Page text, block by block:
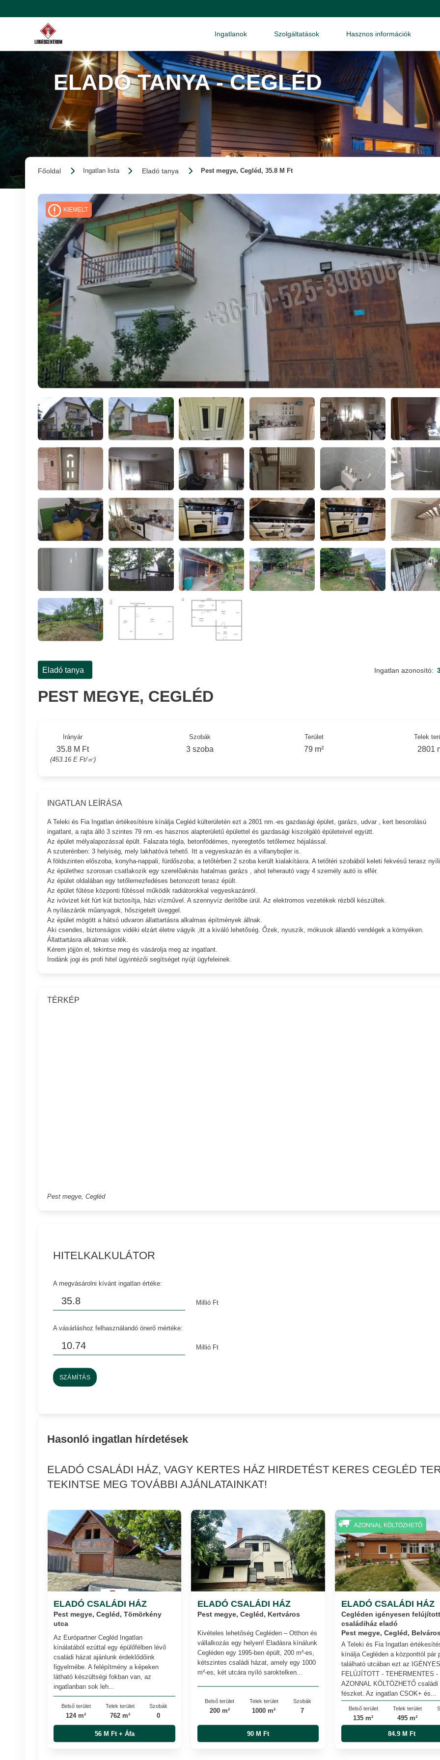
Ingatlanok Szolgáltatások Hasznos információk
ELADÓ TANYA - CEGLÉD
Főoldal Ingatlan lista Eladó tanya Pest megye, Cegléd, 35.8 M Ft
KIEMELT
Eladó tanya Ingatlan azonosító:
PEST MEGYE, CEGLÉD
Irányár
35.8 M Ft
(453.16 E Ft/㎡)
Szobák
3 szoba
Terület
79 m²
Telek
2801
INGATLAN LEÍRÁSA
A Teleki és Fia Ingatlan értékesítésre kínálja Cegléd külterületén ezt a 2801 nm.-es gazdasági épület, garázs, udvar , kert besorolású
ingatlant, a rajta álló 3 szintes 79 nm.-es hasznos alapterületű épülettel és gazdasági kiszolgáló épületeivel együtt.
Az épület mélyalapozással épült. Falazata tégla, betonfödémes, nyeregtetős tetőlemez héjalással.
A szuterénben: 3 helyiség, mely lakhatóvá tehető. Itt a vegyeskazán és a villanybojler is.
A földszinten előszoba, konyha-nappali, fürdőszoba; a tetőtérben 2 szoba került kialakításra. A tetőtéri szobából keleti fekvésű terasz
Az épülethez szorosan csatlakozik egy szerelőaknás hatalmas garázs , ahol teherautó vagy 4 személy autó is elfér.
Az épület oldalában egy tetőlemezfedéses betonozott terasz épült.
Az épület fűtése központi fűtéssel működik radiátorokkal vegyeskazánról.
Az ivóvizet két fúrt kút biztosítja, házi vízművel. A szennyvíz derítőbe ürül. Az elektromos vezetékek rézből készültek.
A nyílászárók műanyagok, hőszigetelt üveggel.
Az épület mögött a hátsó udvaron állattartásra alkalmas építmények állnak.
Aki csendes, biztonságos vidéki elzárt életre vágyik ,itt a kiváló lehetőség. Őzek, nyuszik, mókusok állandó vendégek a környéken.
Állattartásra alkalmas vidék.
Kérem jöjjön el, tekintse meg és vásárolja meg az ingatlant.
Irodánk jogi és profi hitel ügyintézői segítséget nyújt ügyfeleinek.
TÉRKÉP
Pest megye, Cegléd
HITELKALKULÁTOR
A megvásárolni kívánt ingatlan értéke:
Millió Ft
A vásárláshoz felhasználandó önerő mértéke:
Millió Ft
SZÁMÍTÁS
Hasonló ingatlan hírdetések
ELADÓ CSALÁDI HÁZ, VAGY KERTES HÁZ HIRDETÉST KERES CEGLÉD
TEKINTSE MEG TOVÁBBI AJÁNLATAINKAT!
ELADÓ CSALÁDI HÁZ
Pest megye, Cegléd, Tömörkény
utca
Az Európartner Cegléd Ingatlan
kínálatából ezúttal egy épülőfélben lévő
családi házat ajánlunk érdeklődőink
figyelmébe. A felépítmény a képeken
látható készültségi fokban van, az
ingatlanban sok leh...
Belső terület
124 m²
Telek terület
762 m²
Szobák
0
56 M Ft + Áfa
ELADÓ CSALÁDI HÁZ
Pest megye, Cegléd, Kertváros
Kivételes lehetőség Cegléden – Otthon és
vállalkozás egy helyen! Eladásra kínálunk
Cegléden egy 1995-ben épült, 200 m²-es,
kétszintes családi házat, amely egy 1000
m²-es, két utcára nyíló saroktelken...
Belső terület
200 m²
Telek terület
1000 m²
Szobák
7
90 M Ft
ELADÓ CSALÁDI HÁZ
Cegléden igényesen felújított
családiház eladó
Pest megye, Cegléd,
A Teleki és Fia Ingatlan
kínálja Cegléden a központtól pár
található utcában ezt az
FELÚJÍTOTT - TEHERMENTES -
AZONNAL KÖLTÖZHETŐ családi
fészket. Az ingatlan CSOK+ és...
Belső terület
135 m²
Telek terület
495 m²
84.9 M Ft
AZONNAL KÖLTÖZHETŐ